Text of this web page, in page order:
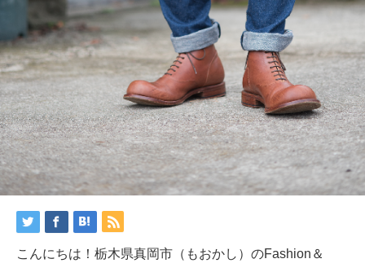
こんにちは！栃木県真岡市（もおかし）のFashion＆